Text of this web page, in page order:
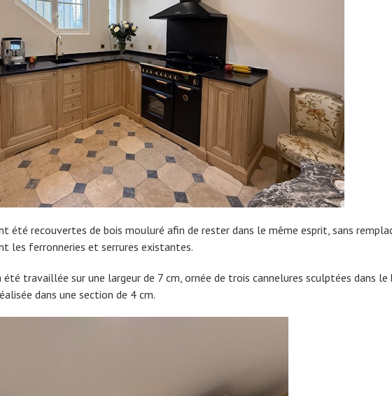
été recouvertes de bois mouluré afin de rester dans le même esprit, sans
les ferronneries et serrures existantes.
travaillée sur une largeur de 7 cm, ornée de trois cannelures sculptées dans le
dans une section de 4 cm.